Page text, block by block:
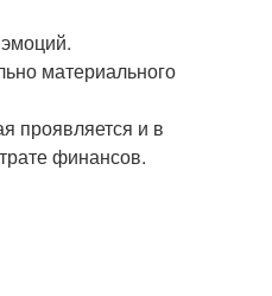
материального
проявляется и в
финансов.